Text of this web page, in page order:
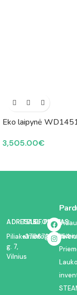
Eko laipynė
3,505.00€
ADRESAS:
Piliakalnio
g. 7,
Vilnius
TELEFONAS:
+37067350054
EL. PAŠTAS:
Lauko